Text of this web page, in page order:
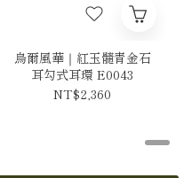
烏爾風華｜紅玉髓青金石
耳勾式耳環 E0043
NT$2,360